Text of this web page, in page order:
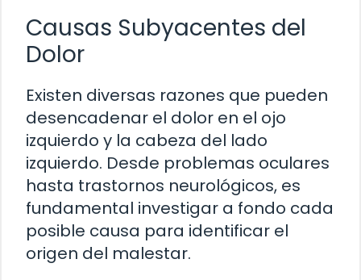
Causas Subyacentes del
Dolor
Existen diversas razones que pueden
desencadenar el dolor en el ojo
izquierdo y la cabeza del lado
izquierdo. Desde problemas oculares
hasta trastornos neurológicos, es
fundamental investigar a fondo cada
posible causa para identificar el
origen del malestar.